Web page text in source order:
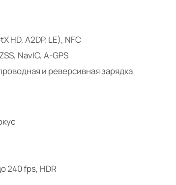
HD, A2DP, LE), NFC
NavIC, A-GPS
и реверсивная зарядка
240 fps, HDR